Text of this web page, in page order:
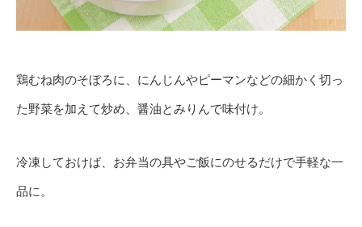
鶏むね肉のそぼろに、にんじんやピーマンなどの細かく切っ
た野菜を加えて炒め、醤油とみりんで味付け。
冷凍しておけば、お弁当の具やご飯にのせるだけで手軽な一
品に。